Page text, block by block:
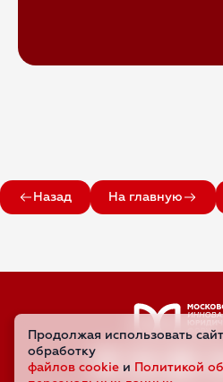
Назад На главную
Продолжая использовать
обработку
файлов cookie и Политикой